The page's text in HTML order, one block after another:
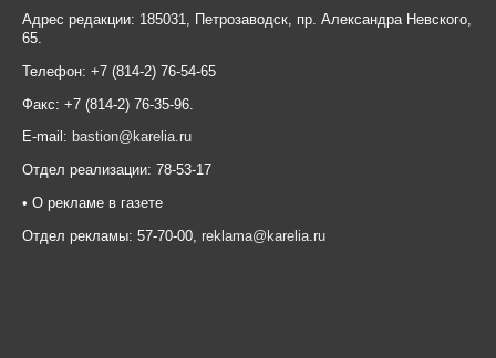
Адрес редакции: 185031, Петрозаводск, пр. Александра Невского,
65.
Телефон: +7 (814-2) 76-54-65
Факс: +7 (814-2) 76-35-96.
E-mail: bastion@karelia.ru
Отдел реализации: 78-53-17
• О рекламе в газете
Отдел рекламы: 57-70-00, reklama@karelia.ru